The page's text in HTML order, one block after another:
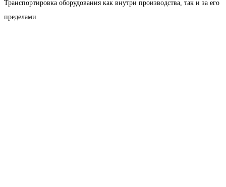
Транспортировка оборудования как внутри производства, так и за его
пределами